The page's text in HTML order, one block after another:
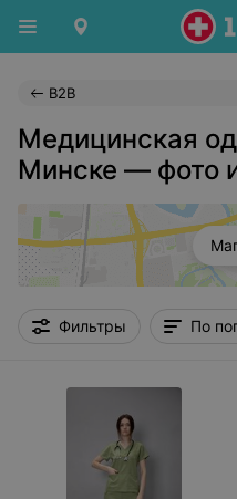
B2B
Медицинская
Минске — фото
Фильтры По